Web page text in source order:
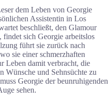
dem Leben von Georgie
Assistentin in Los
beschließt, den Glamour
sich Georgie arbeitslos
führt sie zurück nach
sie einer schmerzhaften
Leben damit verbracht, die
Wünsche und Sehnsüchte zu
Georgie der beunruhigenden
sehen.